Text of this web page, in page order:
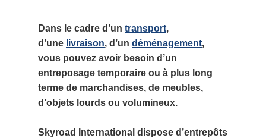
Dans le cadre d’un transport,
d’une livraison, d’un déménagement,
vous pouvez avoir besoin d’un
entreposage temporaire ou à plus long
terme de marchandises, de meubles,
d’objets lourds ou volumineux.
Skyroad International dispose d’entrepôts